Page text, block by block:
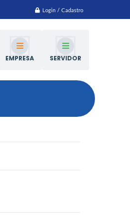
Login / Cadastro
EMPRESA SERVIDOR